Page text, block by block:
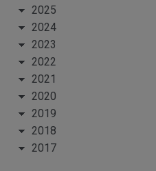
2025
2024
2023
2022
2021
2020
2019
2018
2017